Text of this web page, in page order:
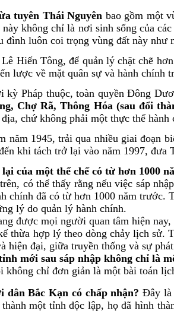
tuyên Thái Nguyên bao gồm một
không chỉ là nơi sinh sống của
luôn coi trọng vùng đất này như
Hiến Tông, để quản lý chặt chẽ
lược về mặt quân sự và hành chính
kỳ Pháp thuộc, toàn quyền Đông
Chợ Rã, Thông Hóa (sau đổi
chứ không phải một thực thể
năm 1945, trải qua nhiều giai đoạn
khi tách trở lại vào năm 1997,
của một thể chế có từ hơn 1000
có thể thấy rằng nếu việc sáp
chính đã có từ hơn 1000 năm
lý do quản lý hành chính.
được mọi người quan tâm hiện
thừa hợp lý theo dòng chảy lịch
hiện đại, giữa truyền thống và sự
mới sau sáp nhập không chỉ là
chỉ đơn giản là một bài toán
dân Bắc Kạn có chấp nhận? Đây là
một tỉnh độc lập, họ đã hình